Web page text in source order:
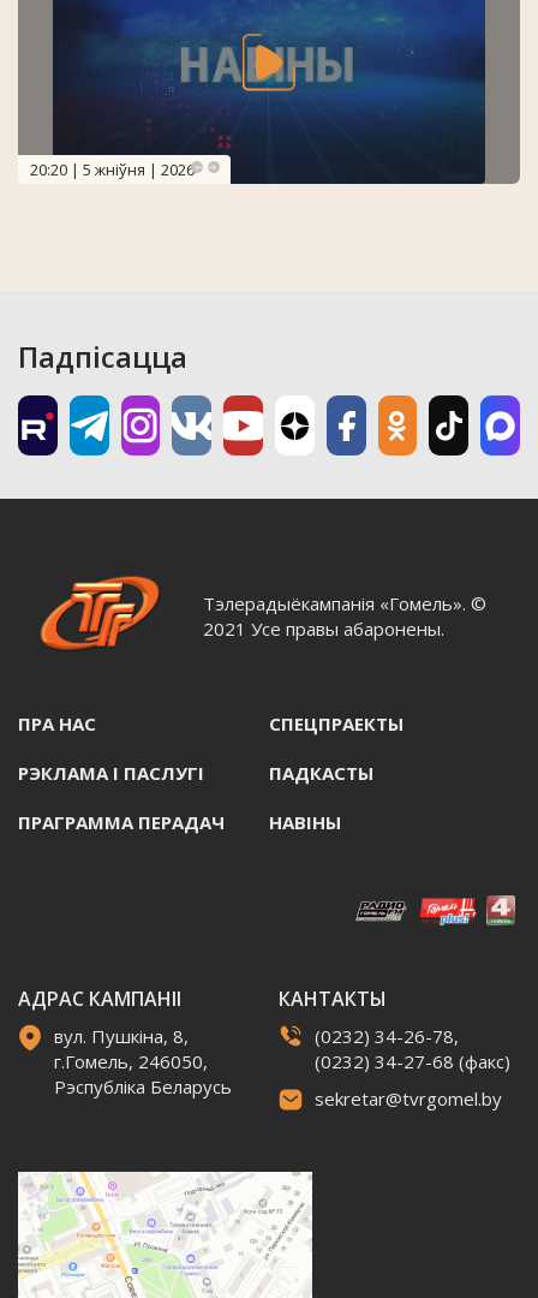
20:20 | 5 жніўня | 2026
Падпісацца
Тэлерадыёкампанія «Гомель». ©
2021 Усе правы абаронены.
ПРА НАС СПЕЦПРАЕКТЫ
РЭКЛАМА I ПАСЛУГI ПАДКАСТЫ
ПРАГРАММА ПЕРАДАЧ НАВIНЫ
АДРАС КАМПАНІІ
вул. Пушкіна, 8,
г.Гомель, 246050,
Рэспубліка Беларусь
КАНТАКТЫ
(0232) 34-26-78,
(0232) 34-27-68 (факс)
sekretar@tvrgomel.by